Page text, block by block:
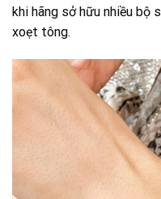
khi hãng sở hữu nhiều bộ
xoẹt tông.